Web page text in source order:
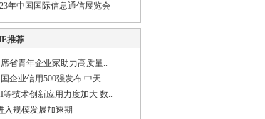
年中国国际信息通信展览会
推荐
省青年企业家助力高质量..
企业信用500强发布 中天..
等技术创新应用力度加大 数..
入规模发展加速期